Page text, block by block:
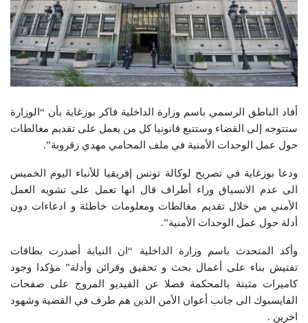
أفاد الناطق الرسمي باسم وزارة الداخلية فاكر بوزغاية بأن “الوزارة
ستتوجه إلى القضاء وستتبع قانونيا كل من يعمل على تقديم مغالطات
حول عمل الوحدات الأمنية في ملف المحامي مهدي زقروبة”.
ودعا بوزغاية في تصريح لوكالة تونس إفريقيا للأنباء اليوم الخميس
الى عدم الانسياق وراء أطراف قال انها تعمل على تشويه العمل
الأمني من خلال تقديم مغالطات ومعلومات خاطئة و ادعاءات دون
أدلة حول عمل الوحدات الأمنية”.
وأكد المتحدث باسم وزارة الداخلية “ان النيابة أصدرت بطاقات
تفتيش بناء على أعمال بحث و تحقيق وقرائن وأدلة” مؤكدا وجود
كاميرات مثبتة بالمحكمة فضلا عن الفيديو المروج على صفحات
الفايسبوك الى جانب أعوان الأمن الذين هم طرف في القضية وشهود
اخرين .